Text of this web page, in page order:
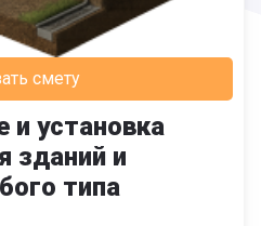
смету
и установка
зданий и
типа